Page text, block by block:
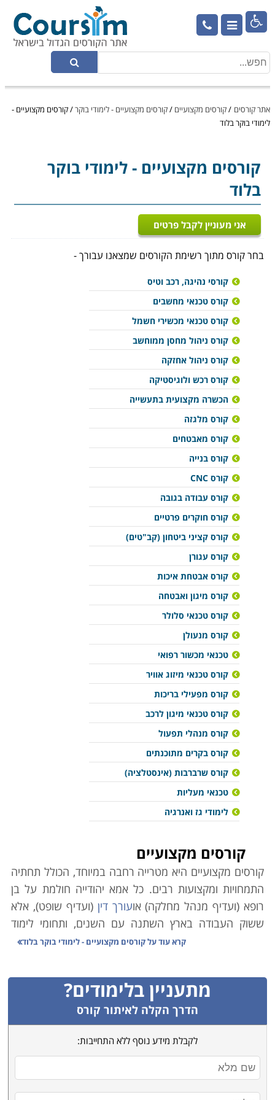

אתר קורסים /קורסים מקצועיים /קורסים מקצועיים - לימודי בוקר/קורסים מקצועיים -
לימודי בוקר בלוד
קורסים מקצועיים - לימודי בוקר
בלוד
אני מעוניין לקבל פרטים
בחר קורס מתוך רשימת הקורסים שמצאנו עבורך -
קורסי נהיגה, רכב וטיס
קורס טכנאי מחשבים
קורס טכנאי מכשירי חשמל
קורס ניהול מחסן ממוחשב
קורס ניהול אחזקה
קורס רכש ולוגיסטיקה
הכשרה מקצועית בתעשייה
קורס מלגזה
קורס מאבטחים
קורס בנייה
קורס CNC
קורס עבודה בגובה
קורס חוקרים פרטיים
קורס קציני ביטחון (קב"טים)
קורס עגורן
קורס אבטחת איכות
קורס מיגון ואבטחה
קורס טכנאי סלולר
קורס מנעולן
טכנאי מכשור רפואי
קורס טכנאי מיזוג אוויר
קורס מפעילי בריכות
קורס טכנאי מיגון לרכב
קורס מנהלי תפעול
קורס בקרים מתוכנתים
קורס שרברבות (אינסטלציה)
טכנאי מעליות
לימודי גז ואנרגיה
קורסים מקצועיים
קורסים מקצועיים היא מטרייה רחבה במיוחד, הכולל תחתיה
התמחויות ומקצועות רבים. כל אמא יהודייה חולמת על בן
רופא (ועדיף מנהל מחלקה) אועורך דין (ועדיף שופט), אלא
ששוק העבודה בארץ השתנה עם השנים, ותחומי לימוד
אקדמיים רבים אינם מבטיחים עבודה יציבה ופרנסה בענף.
כמו כן ירידת קרנם (הבלתי-מוצדקת) של בתי הספר
המלמדים קורסים מקצועיים גרמה למחסור משמעותי במשק
בידיים עובדות ומיומנות בענפים שונים.
משרד הכלכלה הוא הגורם הממלכתי אשר מנסה לסייע
באיזון הנדרש, וגורמי המחקר הממונים בו פרסמו טבלה
זו אשר מנתחת את המקצועות השונים בהתאם לצרכי השוק,
הביקוש לעובדים והשכר על פי מקצועות. הנתונים בה
מצביעים במובהק על מגמות אשר ממילא מדובר בהן רבות.
קרא עוד עלקורסים מקצועיים - לימודי בוקר בלוד
מתעניין בלימודים?
הדרך הקלה לאיתור קורס
לקבלת מידע נוסף ללא התחייבות: